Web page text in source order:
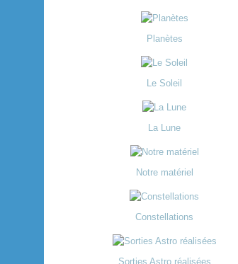
Planètes
Le Soleil
La Lune
Notre matériel
Constellations
Sorties Astro réalisées